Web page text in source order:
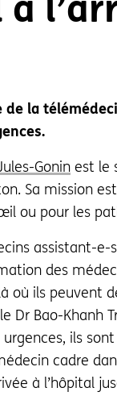
à
de la
Gonin est le
Sa mission
ou pour les
assistant-e-
des
où ils peuvent
Dr Bao-Khanh
ils
cadre
à l’hôpital